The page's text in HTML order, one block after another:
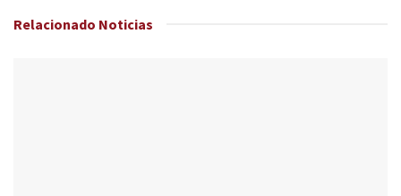
Relacionado Noticias